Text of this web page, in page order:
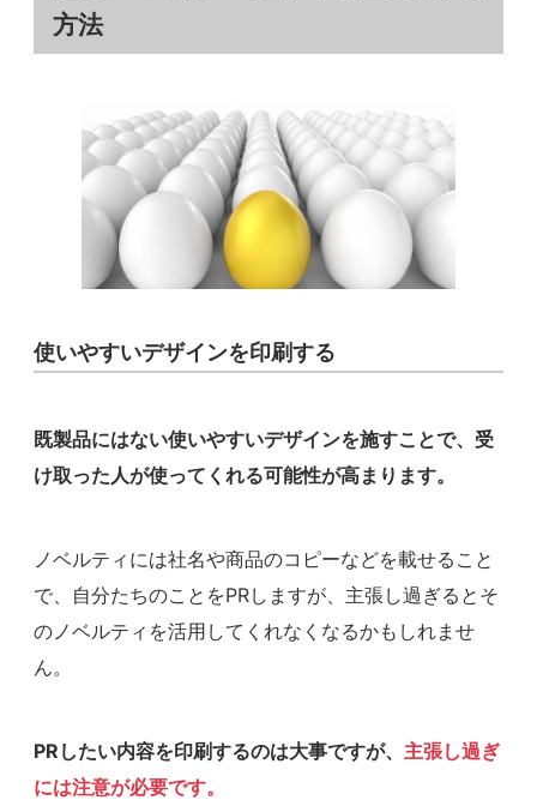
方法
使いやすいデザインを印刷する
既製品にはない使いやすいデザインを施すことで、受
け取った人が使ってくれる可能性が高まります。
ノベルティには社名や商品のコピーなどを載せること
で、自分たちのことをPRしますが、主張し過ぎるとそ
のノベルティを活用してくれなくなるかもしれませ
ん。
PRしたい内容を印刷するのは大事ですが、 主張し過ぎ
には注意が必要です。